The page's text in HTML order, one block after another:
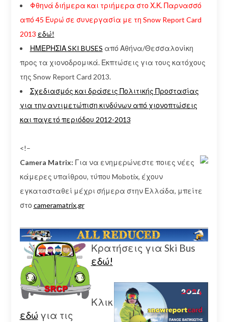
Φθηνά διήμερα και τριήμερα στο Χ.Κ. Παρνασσό
από 45 Ευρώ σε συνεργασία με τη Snow Report Card
2013 εδώ!
ΗΜΕΡΗΣΙΑ SKI BUSES από Αθήνα/Θεσσαλονίκη
προς τα χιονοδρομικά. Εκπτώσεις για τους κατόχους
της Snow Report Card 2013.
Σχεδιασμός και δράσεις Πολιτικής Προστασίας
για την αντιμετώπιση κινδύνων από χιονοπτώσεις
και παγετό περιόδου 2012-2013
<!–
Camera Matrix: Για να ενημερώνεστε ποιες νέες
κάμερες υπαίθρου, τύπου Mobotix, έχουν
εγκατασταθεί μέχρι σήμερα στην Ελλάδα, μπείτε
στο cameramatrix.gr
Κρατήσεις για Ski Bus
εδώ!
Κλικ
εδώ για τις